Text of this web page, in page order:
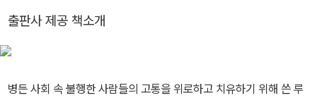
어지는 「광인일기」를 발표하면서이다. 이때 처음으로 ‘루쉰’이라는 필
여 『방황』 『새로 엮은 옛이야기』 등 세 권의 소설집을 펴냈고, 그의 문
토, 천년의 시간을 걷다》(컬쳐그라퍼) 등이 있고, 루쉰(魯迅)의 《중
국소설사(中國小說史)》(소명출판)와 데이비드 롤스톤(David Rol
任)의 《중국어문법》(한국문화사)을 비롯한 다수의 역서가 있으며,
출판사 제공 책소개
병든 사회 속 불행한 사람들의 고통을 위로하고 치유하기 위해 쓴 루